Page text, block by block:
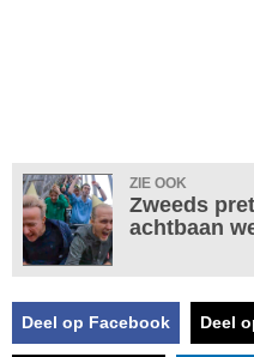
ZIE OOK
Zweeds
achtbaan
Deel op Facebook Deel